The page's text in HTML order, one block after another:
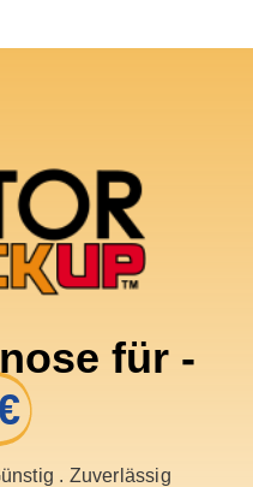
für -
. Zuverlässig